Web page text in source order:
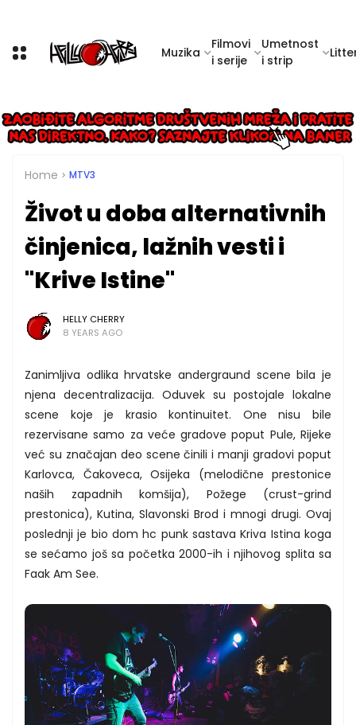
Muzika
Filmovi
i serije
Umetnost
i strip
Home MTV3
Život u doba alternativnih
činjenica, lažnih vesti i
"Krive Istine"
HELLY CHERRY
8 YEARS AGO
Zanimljiva odlika hrvatske andergraund scene bila je
njena decentralizacija. Oduvek su postojale lokalne
scene koje je krasio kontinuitet. One nisu bile
rezervisane samo za veće gradove poput Pule, Rijeke
već su značajan deo scene činili i manji gradovi poput
Karlovca, Čakoveca, Osijeka (melodične prestonice
naših zapadnih komšija), Požege (crust-grind
prestonica), Kutina, Slavonski Brod i mnogi drugi. Ovaj
poslednji je bio dom hc punk sastava Kriva Istina koga
se sećamo još sa početka 2000-ih i njihovog splita sa
Faak Am See.